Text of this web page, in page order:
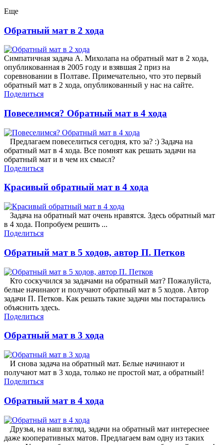
Еще
Обратный мат в 2 хода
Симпатичная задача А. Михолапа на обратный мат в 2 хода,
опубликованная в 2005 году и взявшая 2 приз на
соревновании в Полтаве. Примечательно, что это первый
обратный мат в 2 хода, опубликованный у нас на сайте.
Поделиться
Повеселимся? Обратный мат в 4 хода
Предлагаем повеселиться сегодня, кто за? :) Задача на
обратный мат в 4 хода. Все помнят как решать задачи на
обратный мат и в чем их смысл?
Поделиться
Красивый обратный мат в 4 хода
Задача на обратный мат очень нравятся. Здесь обратный мат
в 4 хода. Попробуем решить ...
Поделиться
Обратный мат в 5 ходов, автор П. Петков
Кто соскучился за задачами на обратный мат? Пожалуйста,
белые начинают и получают обратный мат в 5 ходов. Автор
задачи П. Петков. Как решать такие задачи мы постарались
объяснить здесь.
Поделиться
Обратный мат в 3 хода
И снова задача на обратный мат. Белые начинают и
получают мат в 3 хода, только не простой мат, а обратный!
Поделиться
Обратный мат в 4 хода
Друзья, на наш взгляд, задачи на обратный мат интереснее
даже кооперативных матов. Предлагаем вам одну из таких